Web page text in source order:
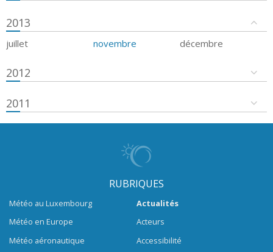
2013
juillet novembre décembre
2012
2011
RUBRIQUES
Météo au Luxembourg
Météo en Europe
Météo aéronautique
Actualités
Acteurs
Accessibilité